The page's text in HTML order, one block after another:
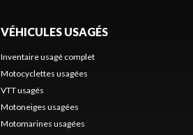
VÉHICULES USAGÉS
Inventaire usagé complet
Motocyclettes usagées
VTT usagés
Motoneiges usagées
Motomarines usagées